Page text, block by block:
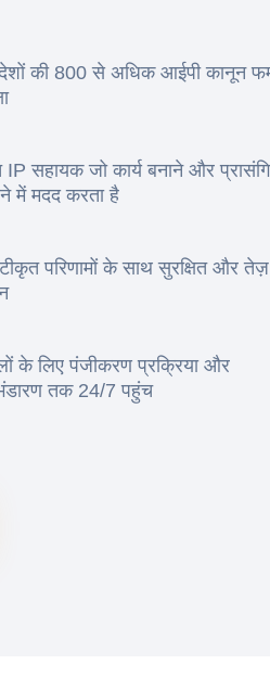
की 800 से अधिक आईपी कानून
सहायक जो कार्य बनाने और
में मदद करता है
परिणामों के साथ सुरक्षित और तेज़
के लिए पंजीकरण प्रक्रिया और
तक 24/7 पहुंच